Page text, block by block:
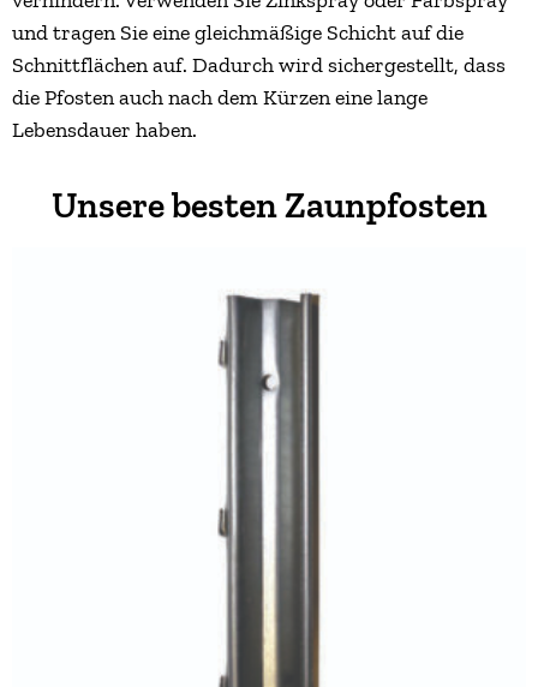
und tragen Sie eine gleichmäßige Schicht auf die
Schnittflächen auf. Dadurch wird sichergestellt, dass
die Pfosten auch nach dem Kürzen eine lange
Lebensdauer haben.
Unsere besten Zaunpfosten